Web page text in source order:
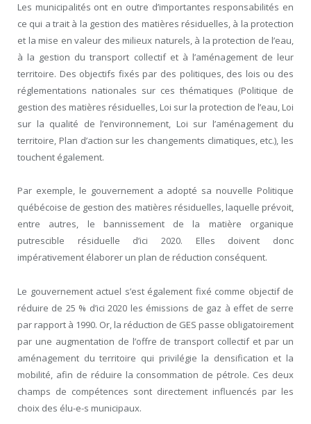
Les municipalités ont en outre d’importantes responsabilités en
ce qui a trait à la gestion des matières résiduelles, à la protection
et la mise en valeur des milieux naturels, à la protection de l’eau,
à la gestion du transport collectif et à l’aménagement de leur
territoire. Des objectifs fixés par des politiques, des lois ou des
réglementations nationales sur ces thématiques (Politique de
gestion des matières résiduelles, Loi sur la protection de l’eau, Loi
sur la qualité de l’environnement, Loi sur l’aménagement du
territoire, Plan d’action sur les changements climatiques, etc.), les
touchent également.
Par exemple, le gouvernement a adopté sa nouvelle Politique
québécoise de gestion des matières résiduelles, laquelle prévoit,
entre autres, le bannissement de la matière organique
putrescible résiduelle d’ici 2020. Elles doivent donc
impérativement élaborer un plan de réduction conséquent.
Le gouvernement actuel s’est également fixé comme objectif de
réduire de 25 % d’ici 2020 les émissions de gaz à effet de serre
par rapport à 1990. Or, la réduction de GES passe obligatoirement
par une augmentation de l’offre de transport collectif et par un
aménagement du territoire qui privilégie la densification et la
mobilité, afin de réduire la consommation de pétrole. Ces deux
champs de compétences sont directement influencés par les
choix des élu-e-s municipaux.